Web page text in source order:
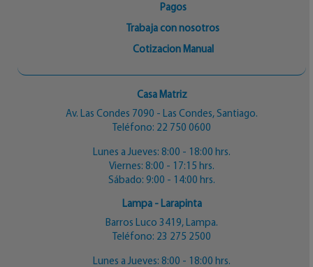
Pagos
Trabaja con nosotros
Cotizacion Manual
Casa Matriz
Av. Las Condes 7090 - Las Condes, Santiago.
Teléfono: 22 750 0600
Lunes a Jueves: 8:00 - 18:00 hrs.
Viernes: 8:00 - 17:15 hrs.
Sábado: 9:00 - 14:00 hrs.
Lampa - Larapinta
Barros Luco 3419, Lampa.
Teléfono: 23 275 2500
Lunes a Jueves: 8:00 - 18:00 hrs.